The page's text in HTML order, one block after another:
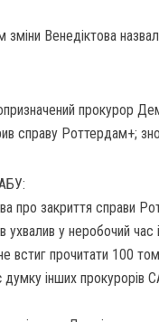
зміни Венедіктова
прокурор
справу Роттердам+;
про закриття справи
ухвалив у неробочий час
встиг прочитати 100
думку інших